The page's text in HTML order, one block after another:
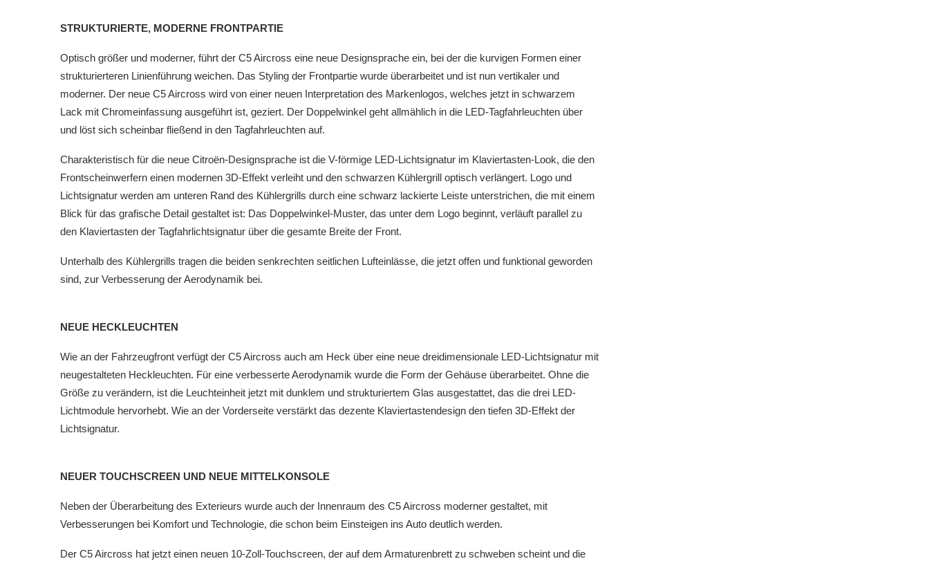
STRUKTURIERTE, MODERNE FRONTPARTIE
Optisch größer und moderner, führt der C5 Aircross eine neue Designsprache ein, bei der die kurvigen Formen einer
strukturierteren Linienführung weichen. Das Styling der Frontpartie wurde überarbeitet und ist nun vertikaler und
moderner. Der neue C5 Aircross wird von einer neuen Interpretation des Markenlogos, welches jetzt in schwarzem
Lack mit Chromeinfassung ausgeführt ist, geziert. Der Doppelwinkel geht allmählich in die LED-Tagfahrleuchten über
und löst sich scheinbar fließend in den Tagfahrleuchten auf.
Charakteristisch für die neue Citroën-Designsprache ist die V-förmige LED-Lichtsignatur im Klaviertasten-Look, die den
Frontscheinwerfern einen modernen 3D-Effekt verleiht und den schwarzen Kühlergrill optisch verlängert. Logo und
Lichtsignatur werden am unteren Rand des Kühlergrills durch eine schwarz lackierte Leiste unterstrichen, die mit einem
Blick für das grafische Detail gestaltet ist: Das Doppelwinkel-Muster, das unter dem Logo beginnt, verläuft parallel zu
den Klaviertasten der Tagfahrlichtsignatur über die gesamte Breite der Front.
Unterhalb des Kühlergrills tragen die beiden senkrechten seitlichen Lufteinlässe, die jetzt offen und funktional geworden
sind, zur Verbesserung der Aerodynamik bei.
NEUE HECKLEUCHTEN
Wie an der Fahrzeugfront verfügt der C5 Aircross auch am Heck über eine neue dreidimensionale LED-Lichtsignatur mit
neugestalteten Heckleuchten. Für eine verbesserte Aerodynamik wurde die Form der Gehäuse überarbeitet. Ohne die
Größe zu verändern, ist die Leuchteinheit jetzt mit dunklem und strukturiertem Glas ausgestattet, das die drei LED-
Lichtmodule hervorhebt. Wie an der Vorderseite verstärkt das dezente Klaviertastendesign den tiefen 3D-Effekt der
Lichtsignatur.
NEUER TOUCHSCREEN UND NEUE MITTELKONSOLE
Neben der Überarbeitung des Exterieurs wurde auch der Innenraum des C5 Aircross moderner gestaltet, mit
Verbesserungen bei Komfort und Technologie, die schon beim Einsteigen ins Auto deutlich werden.
Der C5 Aircross hat jetzt einen neuen 10-Zoll-Touchscreen, der auf dem Armaturenbrett zu schweben scheint und die